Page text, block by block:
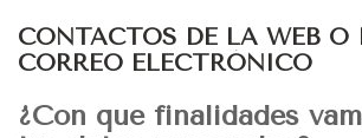
CONTACTOS DE LA WEB O
CORREO ELECTRÓNICO
¿Con que finalidades